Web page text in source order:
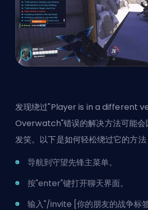
发现绕过"Player is in a different
Overwatch"错误的解决方法可能会
发笑。以下是如何轻松绕过它的方法
导航到守望先锋主菜单。
按"enter"键打开聊天界面。
输入"/invite [你的朋友的战争标